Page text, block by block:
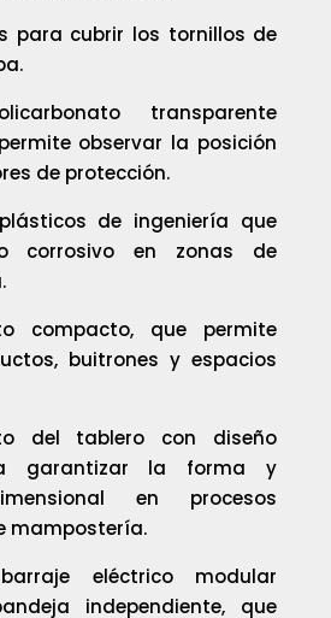
para cubrir los tornillos de
transparente
observar la posición
de protección.
de ingeniería que
corrosivo en zonas de
compacto, que permite
buitrones y espacios
del tablero con diseño
garantizar la forma y
en procesos
mampostería.
eléctrico modular
independiente, que